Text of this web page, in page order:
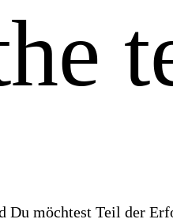
Du möchtest Teil der